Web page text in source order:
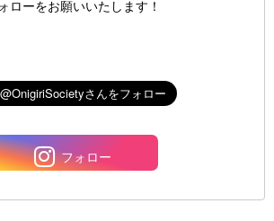
ローをお願いいたします！
フォロー